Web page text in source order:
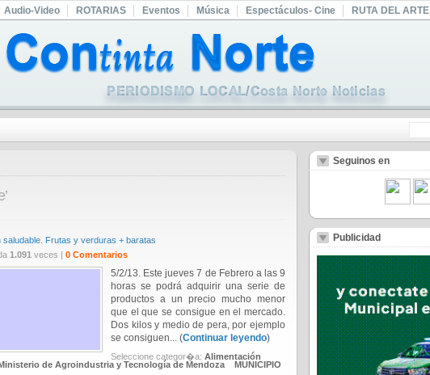
Audio-Video ROTARIAS Eventos Música Espectáculos- Cine RUTA DEL ARTE
Frutas y verduras + baratas
1.091 veces | 0 Comentarios
5/2/13. Este jueves 7 de Febrero a las 9
horas se podrá adquirir una serie de
productos a un precio mucho menor
que el que se consigue en el mercado.
Dos kilos y medio de pera, por ejemplo
se consiguen... (Continuar leyendo)
Seleccione categor�a: Alimentación
de Agroindustria y Tecnología de Mendoza
MUNICIPIO
Seguinos en
Publicidad